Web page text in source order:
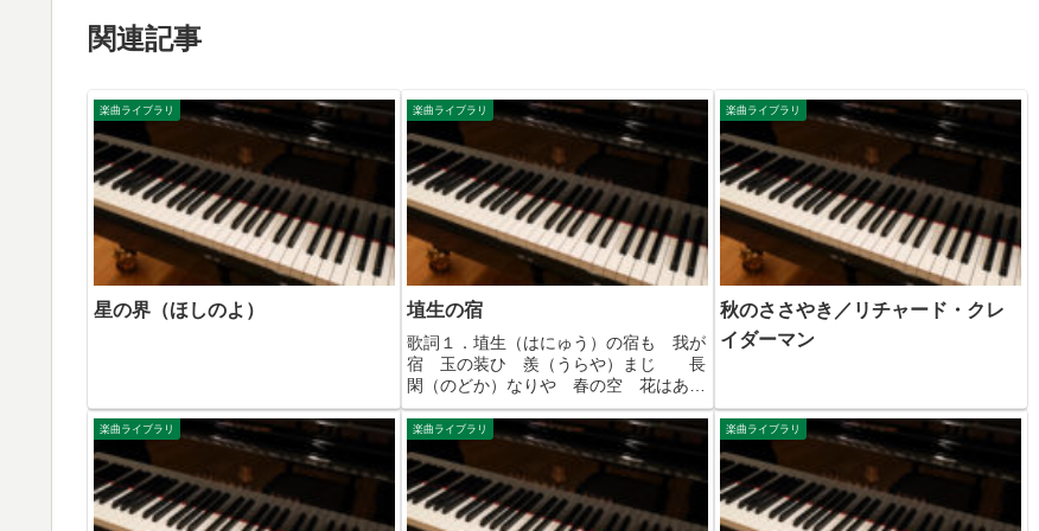
関連記事
楽曲ライブラリ
星の界（ほしのよ）
楽曲ライブラリ
埴生の宿
歌詞１．埴生（はにゅう）の宿も 我が
宿 玉の装ひ 羨（うらや）まじ 長
閑（のどか）なりや 春の空 花はある
じ 鳥は友 おお我が宿よ たのしと
も たのもしや２．書（ふみ）読む窓
も 我が窓 瑠璃（るり）の床も 羨ま
じ 清らなりや 秋の夜半...
楽曲ライブラリ
秋のささやき／リチャード・クレ
イダーマン
楽曲ライブラリ 楽曲ライブラリ 楽曲ライブラリ